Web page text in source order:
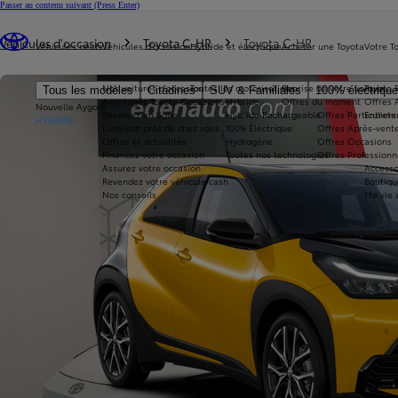
Passer au contenu suivant (Press Enter)
Véhicules neufs
Tous les modèles Citadines SUV & Familiales 100%
Nouvelle Aygo X
HYBRIDE
Véhicules d'occasion
Nos voitures d'occasion
Avantages Toyota Occasions
Réservez en ligne
Livraison près de chez vous
Offres et actualités
Financez votre occasion
Assurez votre occasion
Revendez votre véhicule cash
Nos conseils
Hybride et électrique
Toutes les motorisations
Hybride
Hybride Rechargeable
100% Électrique
Hydrogène
Toutes nos technologies
Acheter une Toyota
Reprise de votre voiture
Offres du moment
Offres Particuliers
Offres Après-
Offres Occasions
Offres
Votre
Toyota
Offres
Ma vie
Véhicules d'occasion Toyota C-HR Toyota C-HR